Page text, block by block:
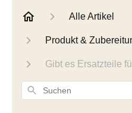
Alle Artikel
Produkt &
Gibt es Ersatzteile
Suchen